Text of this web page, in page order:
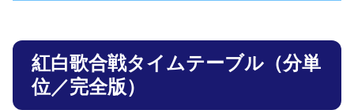
紅白歌合戦タイムテーブル（分単
位／完全版）